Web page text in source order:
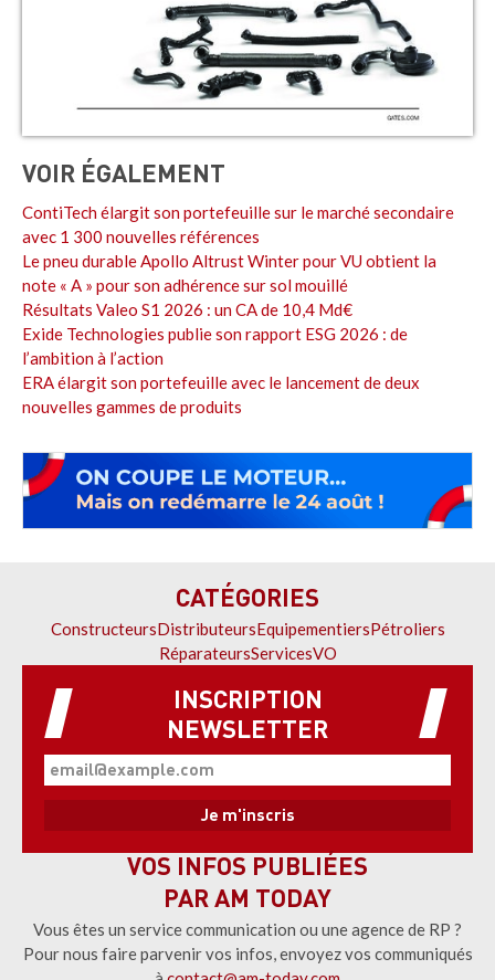
VOIR ÉGALEMENT
ContiTech élargit son portefeuille sur le marché secondaire
avec 1 300 nouvelles références
Le pneu durable Apollo Altrust Winter pour VU obtient la
note « A » pour son adhérence sur sol mouillé
Résultats Valeo S1 2026 : un CA de 10,4 Md€
Exide Technologies publie son rapport ESG 2026 : de
l’ambition à l’action
ERA élargit son portefeuille avec le lancement de deux
nouvelles gammes de produits
CATÉGORIES
ConstructeursDistributeursEquipementiersPétroliers
RéparateursServicesVO
INSCRIPTION
NEWSLETTER
VOS INFOS PUBLIÉES
PAR AM TODAY
Vous êtes un service communication ou une agence de RP ?
Pour nous faire parvenir vos infos, envoyez vos communiqués